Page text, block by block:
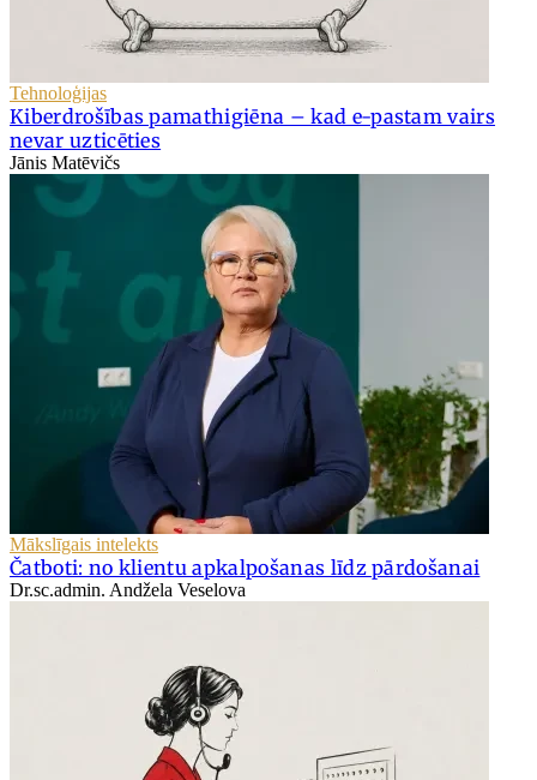
Tehnoloģijas
Kiberdrošības pamathigiēna – kad e-pastam vairs
nevar uzticēties
Jānis Matēvičs
Mākslīgais intelekts
Čatboti: no klientu apkalpošanas līdz pārdošanai
Dr.sc.admin. Andžela Veselova